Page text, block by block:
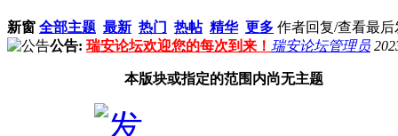
新窗 全部主题 最新 热门 热帖 精华 更多 作者回复/查看最后
公告: 瑞安论坛欢迎您的每次到来！ 瑞安论坛管理员
本版块或指定的范围内尚无主题